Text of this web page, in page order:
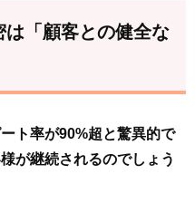
は「顧客との健全な
ト率が90%超と驚異的で
が継続されるのでしょう